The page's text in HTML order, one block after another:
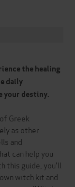
the healing
daily
your destiny.
Greek
as other
and
can help you
this guide, you'll
witch kit and